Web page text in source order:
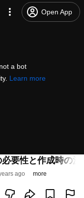
Open App
a bot
Learn more
必要性と作成時の
ago more